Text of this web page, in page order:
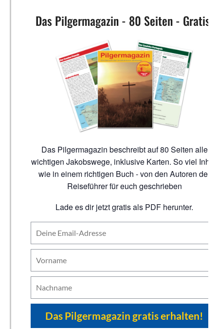
Das Pilgermagazin - 80 Seiten - Gratis!
Das Pilgermagazin beschreibt auf 80 Seiten alle
wichtigen Jakobswege, inklusive Karten. So viel Inhalt
wie in einem richtigen Buch - von den Autoren der
Reiseführer für euch geschrieben
Lade es dir jetzt gratis als PDF herunter.